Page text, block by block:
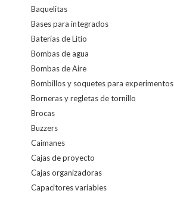
Baquelitas
Bases para integrados
Baterías de Litio
Bombas de agua
Bombas de Aire
Bombillos y soquetes para experimentos
Borneras y regletas de tornillo
Brocas
Buzzers
Caimanes
Cajas de proyecto
Cajas organizadoras
Capacitores variables